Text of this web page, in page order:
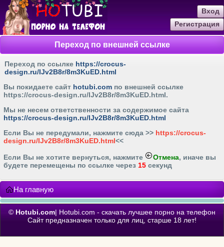
Вход
Регистрация
Переход по внешней ссылке
Переход по ссылке https://crocus-
design.ru/IJv2B8r/8m3KuED.html
Вы покидаете сайт hotubi.com по внешней ссылке
https://crocus-design.ru/IJv2B8r/8m3KuED.html.
Мы не несем ответственности за содержимое сайта
https://crocus-design.ru/IJv2B8r/8m3KuED.html
Если Вы не передумали, нажмите cюда >> https://crocus-
design.ru/IJv2B8r/8m3KuED.html<<
Если Вы не хотите вернуться, нажмите Отмена, иначе вы
будете перемещены по ссылке через 15 секунд
На главную
© Hotubi.com| Hotubi.com - скачать лучшее порно на телефон
Сайт предназначен только для лиц, старше 18 лет!